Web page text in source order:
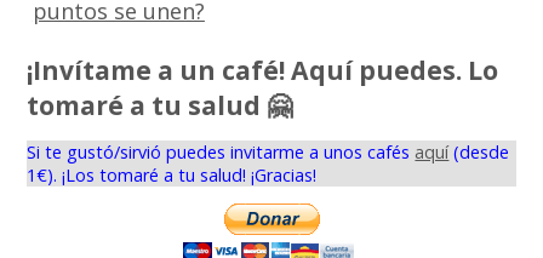
puntos se unen?
¡Invítame a un café! Aquí puedes. Lo
tomaré a tu salud 🤗
Si te gustó/sirvió puedes invitarme a unos cafés aquí(desde
1€). ¡Los tomaré a tu salud! ¡Gracias!